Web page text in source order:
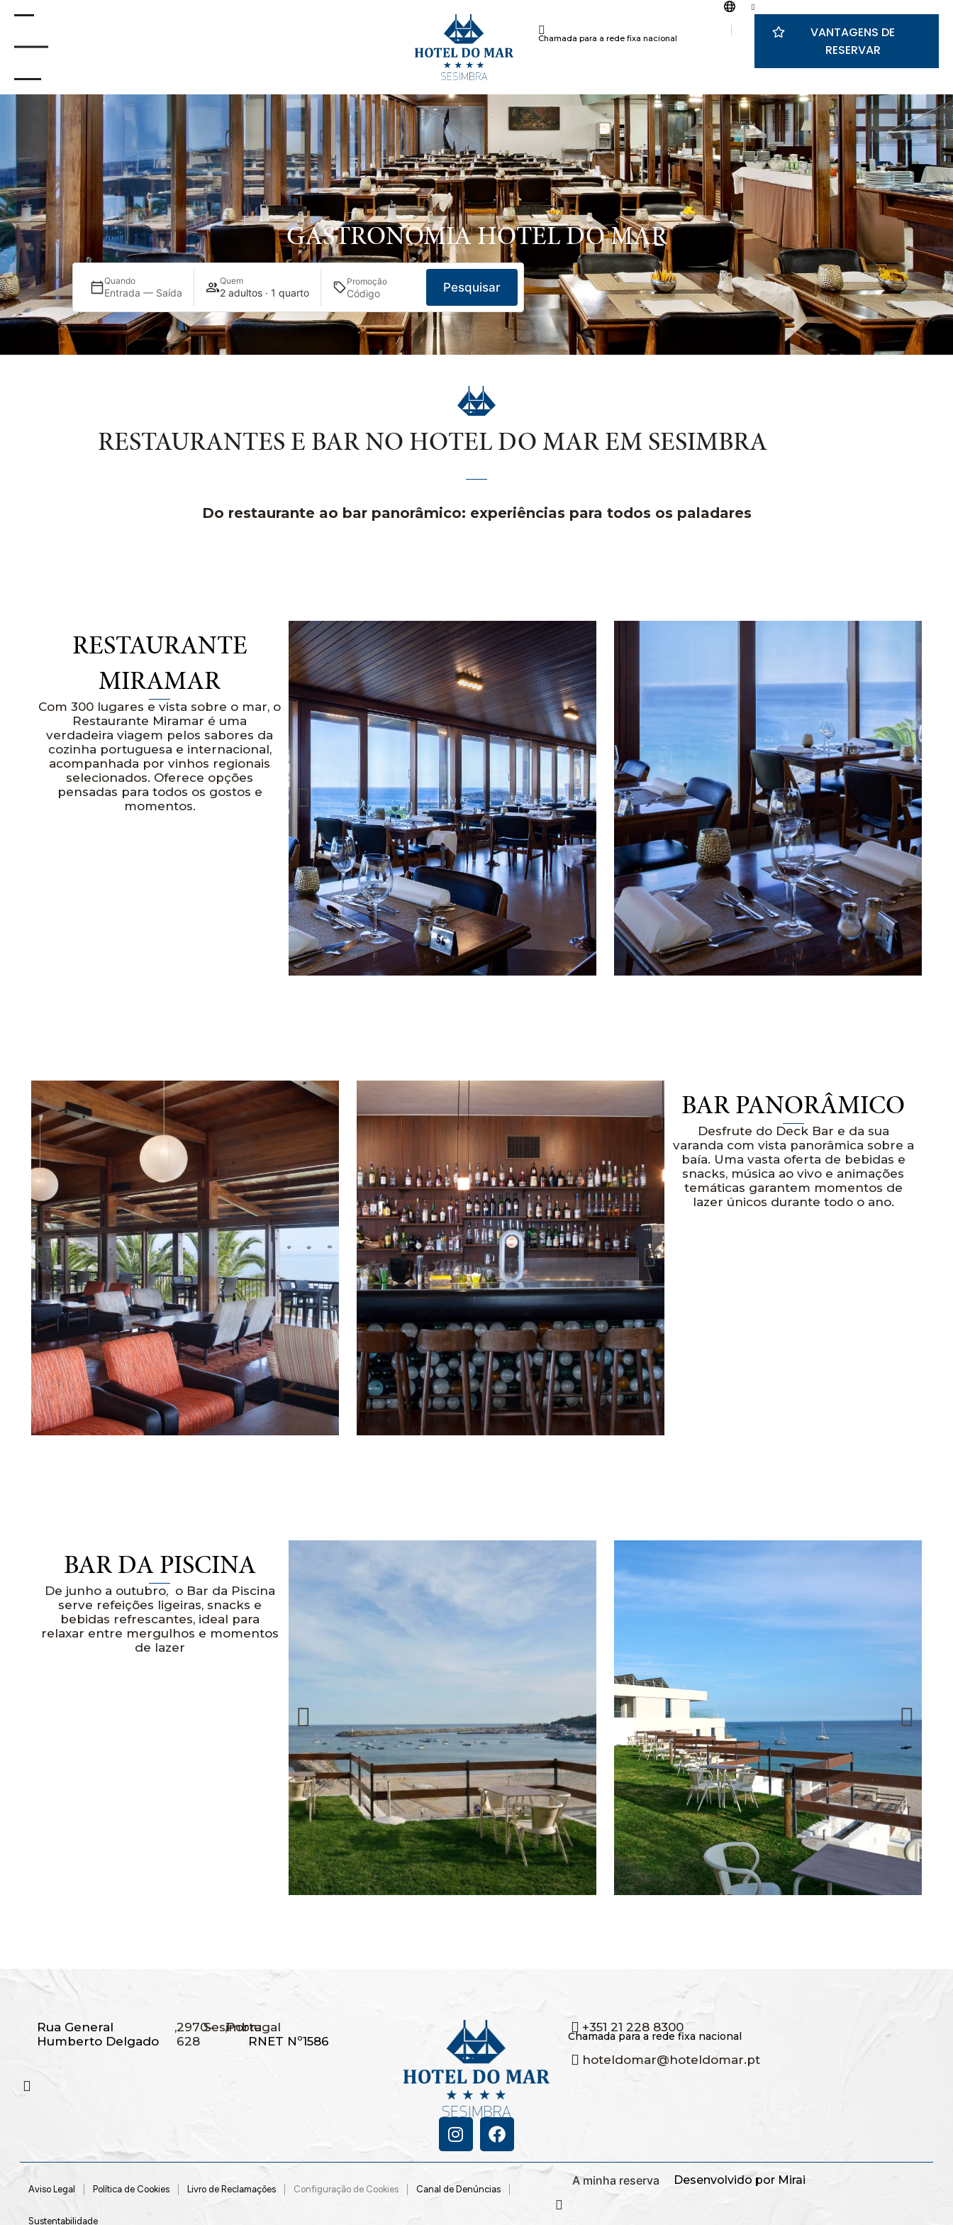
Chamada para a rede fixa nacional
VANTAGENS DE
RESERVAR
GASTRONOMIA HOTEL DO MAR
Quando
Entrada — Saída
Quem
2 adultos · 1 quarto
Promoção Pesquisar
RESTAURANTES E BAR NO HOTEL DO MAR EM SESIMBRA
Do restaurante ao bar panorâmico: experiências para todos os paladares
RESTAURANTE
MIRAMAR
Com 300 lugares e vista sobre o mar, o
Restaurante Miramar é uma
verdadeira viagem pelos sabores da
cozinha portuguesa e internacional,
acompanhada por vinhos regionais
selecionados. Oferece opções
pensadas para todos os gostos e
momentos.
BAR PANORÂMICO
Desfrute do Deck Bar e da sua
varanda com vista panorâmica sobre a
baía. Uma vasta oferta de bebidas e
snacks, música ao vivo e animações
temáticas garantem momentos de
lazer únicos durante todo o ano.
BAR DA PISCINA
De junho a outubro, o Bar da Piscina
serve refeições ligeiras, snacks e
bebidas refrescantes, ideal para
relaxar entre mergulhos e momentos
de lazer
Rua General
Humberto Delgado
,2970-
628
Sesimbra
,Portugal
RNET Nº1586
+351 21 228 8300
Chamada para a rede fixa nacional
hoteldomar@hoteldomar.pt
Aviso Legal Política de Cookies Livro de Reclamações Configuração de Cookies Canal de Denúncias
Sustentabilidade
A minha reserva Desenvolvido por Mirai